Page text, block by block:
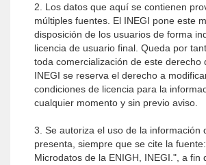
2. Los datos que aquí se contienen
múltiples fuentes. El INEGI pone este
disposición de los usuarios de forma
licencia de usuario final. Queda por
toda comercialización de este derecho
INEGI se reserva el derecho a
condiciones de licencia para la
cualquier momento y sin previo aviso.
3. Se autoriza el uso de la información
presenta, siempre que se cite la
Microdatos de la ENIGH, INEGI.", a fin